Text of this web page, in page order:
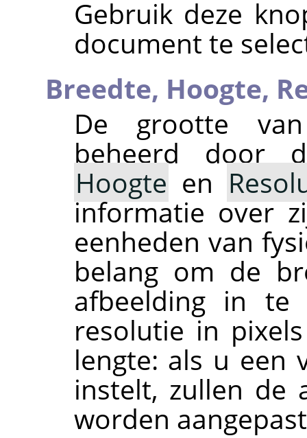
Gebruik deze
document te
Breedte, Hoogte,
De grootte
beheerd door
Hoogte en
informatie over
eenheden van
belang om de
afbeelding in
resolutie in
lengte: als u een
instelt, zullen de
worden